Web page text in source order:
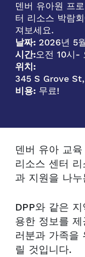
덴버 유아원 프
터 리소스 박람
져보세요.
날짜: 2026년 5
시간:오전 10시-
위치:
345 S Grove
비용: 무료!
덴버 유아 교
리소스 센터
과 지원을 나
DPP와 같은
용한 정보를
러분과 가족을
릴 것입니다.